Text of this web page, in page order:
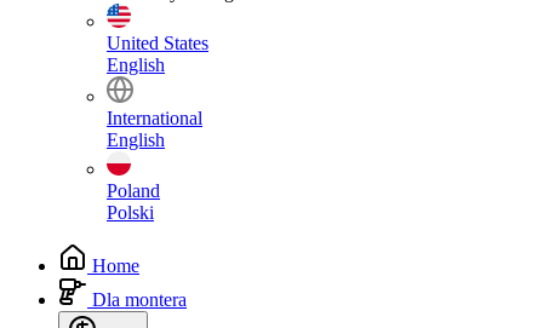
United States
English
International
English
Poland
Polski
Home
Dla montera